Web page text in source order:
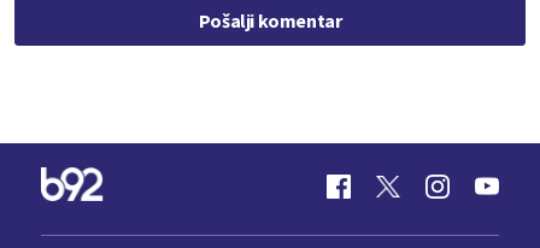
Pošalji komentar